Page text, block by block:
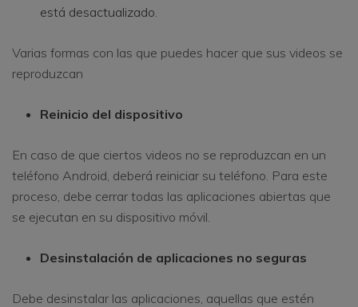
está desactualizado.
Varias formas con las que puedes hacer que sus videos se
reproduzcan
Reinicio del dispositivo
En caso de que ciertos videos no se reproduzcan en un
teléfono Android, deberá reiniciar su teléfono. Para este
proceso, debe cerrar todas las aplicaciones abiertas que
se ejecutan en su dispositivo móvil.
Desinstalación de aplicaciones no seguras
Debe desinstalar las aplicaciones, aquellas que estén